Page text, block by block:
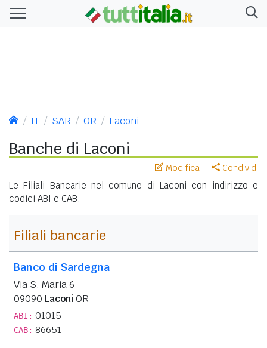
IT SAR OR Laconi
Banche di Laconi
Modifica Condividi
Le Filiali Bancarie nel comune di Laconi con indirizzo e
codici ABI e CAB.
Filiali bancarie
Banco di Sardegna
Via S. Maria 6
09090 Laconi OR
ABI: 01015
CAB: 86651